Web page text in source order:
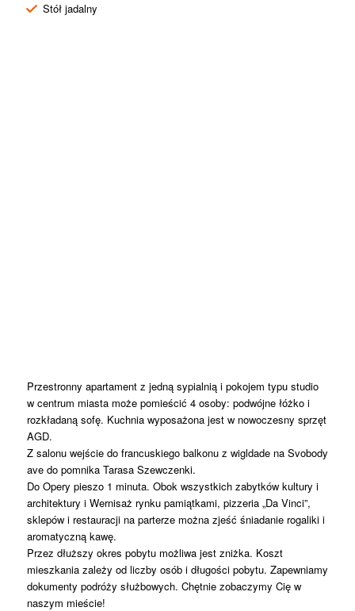
Stół jadalny
Przestronny apartament z jedną sypialnią i pokojem typu studio
w centrum miasta może pomieścić 4 osoby: podwójne łóżko i
rozkładaną sofę. Kuchnia wyposażona jest w nowoczesny sprzęt
AGD.
Z salonu wejście do francuskiego balkonu z wigldade na Svobody
ave do pomnika Tarasa Szewczenki.
Do Opery pieszo 1 minuta. Obok wszystkich zabytków kultury i
architektury i Wernisaż rynku pamiątkami, pizzeria „Da Vinci”,
sklepów i restauracji na parterze można zjeść śniadanie rogaliki i
aromatyczną kawę.
Przez dłuższy okres pobytu możliwa jest zniżka. Koszt
mieszkania zależy od liczby osób i długości pobytu. Zapewniamy
dokumenty podróży służbowych. Chętnie zobaczymy Cię w
naszym mieście!